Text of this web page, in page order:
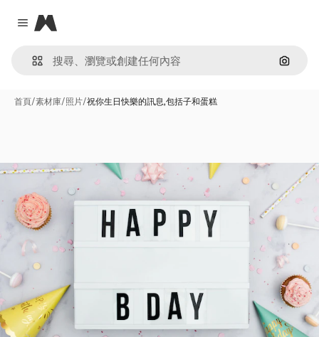
Close menu
Magnific
通過圖
首頁/素材庫/照片/祝你生日快樂的訊息,包括子和蛋糕